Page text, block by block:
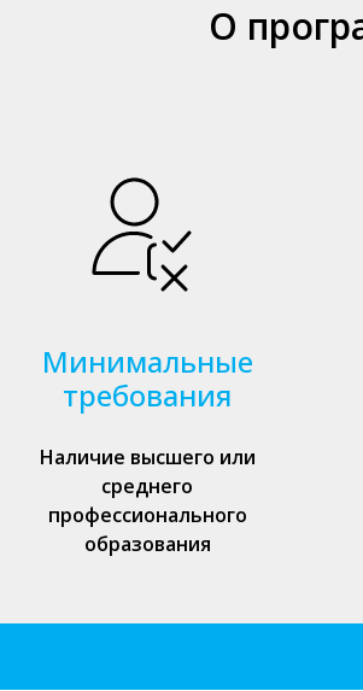
О
Минимальные
требования
Наличие высшего или
среднего
профессионального
образования